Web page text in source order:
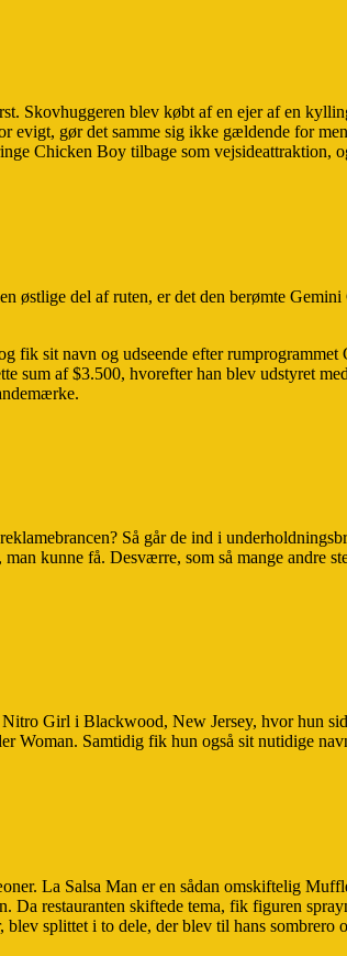
Skovhuggeren blev købt af en ejer af en
gør det samme sig ikke gældende for
Chicken Boy tilbage som vejsideattraktion,
østlige del af ruten, er det den berømte
fik sit navn og udseende efter
sum af $3.500, hvorefter han blev udstyret
Så går de ind i
kunne få. Desværre, som så mange andre
Girl i Blackwood, New Jersey, hvor hun
Woman. Samtidig fik hun også sit nutidige
La Salsa Man er en sådan omskiftelig
Da restauranten skiftede tema, fik figuren
splittet i to dele, der blev til hans sombrero